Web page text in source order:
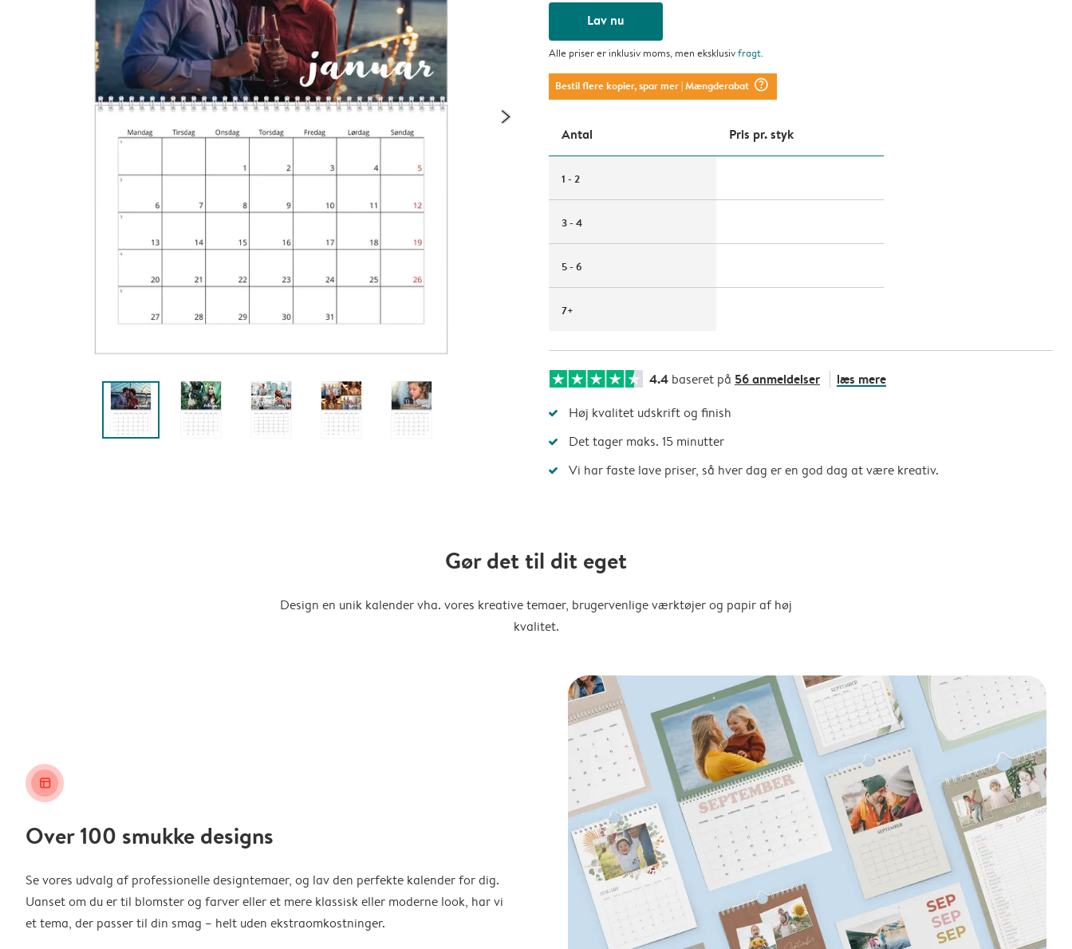
Lav nu
Alle priser er inklusiv moms, men eksklusivfragt.
Bestil flere kopier, spar mer| Mængderabat question_mark_circle
Antal Pris pr. styk
1 - 2
3 - 4
5 - 6
7+
4.4 baseret på 56 anmeldelser læs mere
Høj kvalitet udskrift og finish
Det tager maks. 15 minutter
Vi har faste lave priser, så hver dag er en god dag at være kreativ.
Gør det til dit eget
Design en unik kalender vha. vores kreative temaer, brugervenlige værktøjer og papir af høj
kvalitet.
layout_alt
Over 100 smukke designs
Se vores udvalg af professionelle designtemaer, og lav den perfekte kalender for dig.
Uanset om du er til blomster og farver eller et mere klassisk eller moderne look, har vi
et tema, der passer til din smag – helt uden ekstraomkostninger.